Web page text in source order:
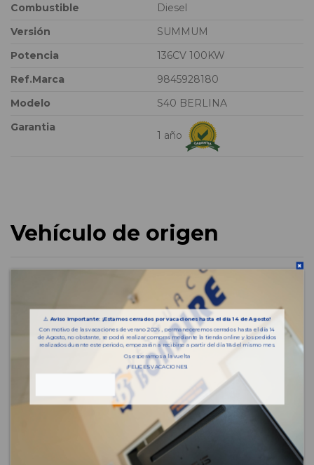
Combustible
Diesel
Versión
SUMMUM
Potencia
136CV 100KW
Ref.Marca
9845928180
Modelo
S40 BERLINA
Garantia
1 año
Vehículo de origen
⚠️Aviso importante: ¡Estamos cerrados por vacaciones hasta el día 14 de Agosto!
Con motivo de las vacaciones de verano 2026 , permaneceremos cerrados hasta el día 14
de Agosto, no obstante, se podrá realizar compras mediante la tienda online y los pedidos
realizados durante este periodo, empezarán a recibirse a partir del día 18 del mismo mes.
Os esperamos a la vuelta
¡FELICES VACACIONES!